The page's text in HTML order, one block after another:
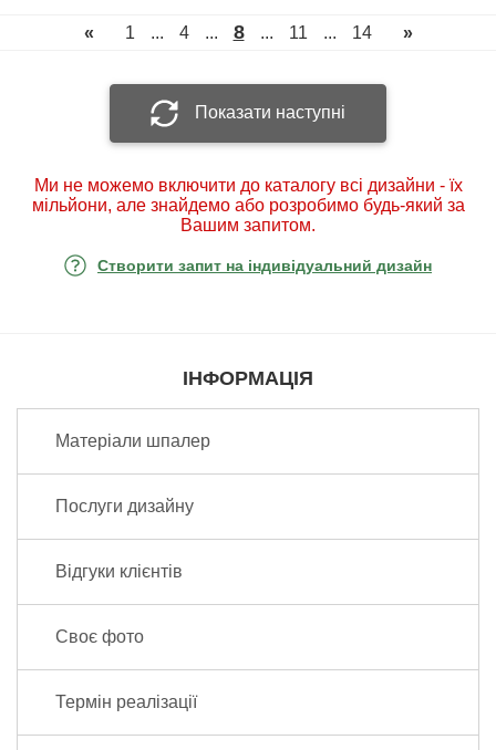
« 1 ... 4 ... 8 ... 11 ... 14 »
Показати наступні
Ми не можемо включити до каталогу всі дизайни - їх
мільйони, але знайдемо або розробимо будь-який за
Вашим запитом.
Створити запит на індивідуальний дизайн
ІНФОРМАЦІЯ
Матеріали шпалер
Послуги дизайну
Відгуки клієнтів
Своє фото
Термін реалізації